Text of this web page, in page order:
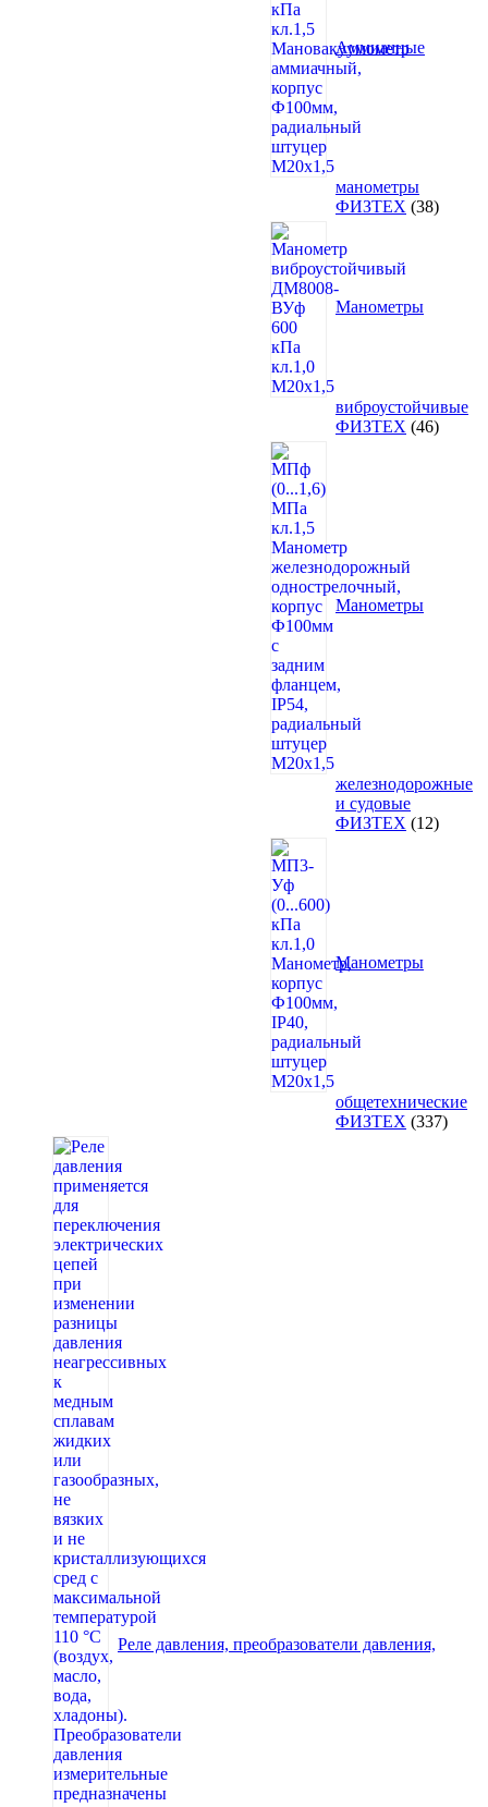
Аммиачные
манометры
ФИЗТЕХ 3838
Манометры
виброустойчивые
ФИЗТЕХ 4646
Манометры
железнодорожные
и судовые
ФИЗТЕХ
1212
Манометры
общетехнические
ФИЗТЕХ 337337
Реле давления, преобразователи давления,